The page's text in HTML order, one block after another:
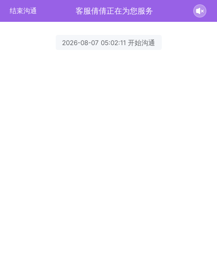
结束沟通 客服倩倩正在为您服务
2026-08-07 05:02:11 开始沟通